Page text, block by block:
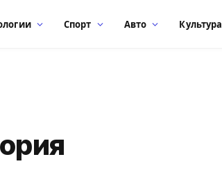
Спорт Авто Культура